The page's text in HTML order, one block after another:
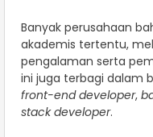
Banyak perusahaan
akademis tertentu,
pengalaman serta
ini juga terbagi dalam
front-end developer,
stack developer.